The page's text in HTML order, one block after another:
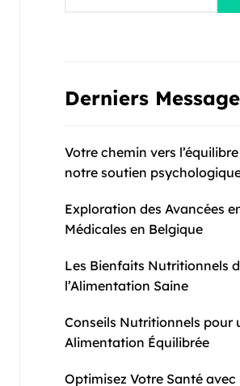
Derniers
Votre chemin vers
notre soutien
Exploration des Avancées
Médicales en Belgique
Les Bienfaits Nutritionnels
l’Alimentation Saine
Conseils Nutritionnels pour
Alimentation Équilibrée
Optimisez Votre Santé